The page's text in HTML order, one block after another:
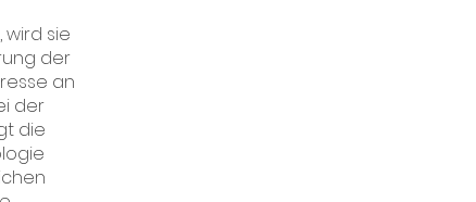
sie
der
an
der
die